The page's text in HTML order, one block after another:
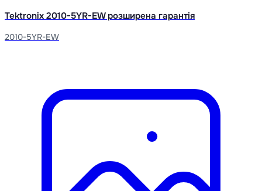
Tektronix 2010-5YR-EW розширена гарантія
2010-5YR-EW